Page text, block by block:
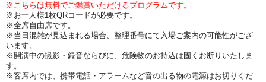
※こちらは無料でご鑑賞いただけるプログラムです。
※お一人様1枚QRコードが必要です。
※全席自由席です。
※当日混雑が見込まれる場合、整理番号にて入場ご案内の可能性がござ
います。
※開演中の撮影・録音ならびに、危険物のお持込は固くお断りいたしま
す。
※客席内では、携帯電話・アラームなど音の出る物の電源はお切りくだ